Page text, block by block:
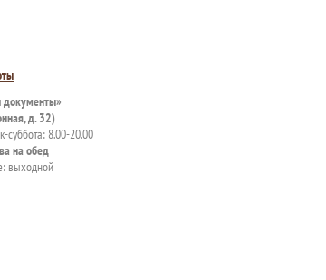
д. 32)
суббота: 8.00-20.00
на обед
выходной